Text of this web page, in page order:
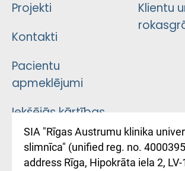
Projekti
Kontakti
Pacientu
apmeklējumi
Iekšējās kārtības
noteikumi
Kā pie mums nokļūt
Klientu
SIA "Rīgas Austrumu klinika
slimnīca" (unified reg. no.
address Rīga, Hipokrāta iela 2,